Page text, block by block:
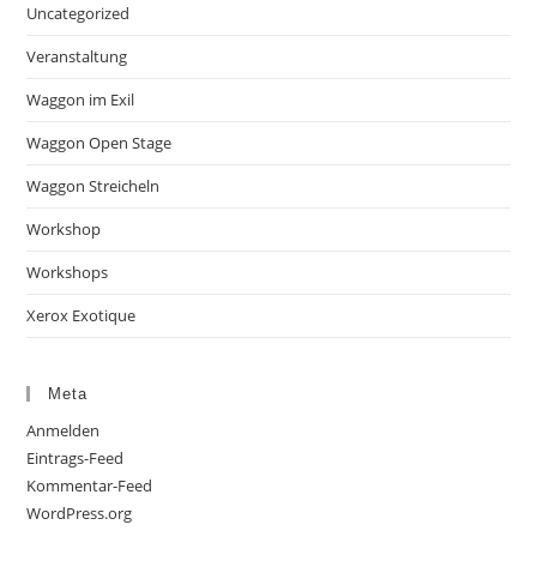
Uncategorized
Veranstaltung
Waggon im Exil
Waggon Open Stage
Waggon Streicheln
Workshop
Workshops
Xerox Exotique
Meta
Anmelden
Eintrags-Feed
Kommentar-Feed
WordPress.org